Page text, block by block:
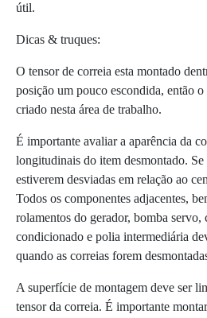
útil.
Dicas & truques:
O tensor de correia esta montado
posição um pouco escondida, então
criado nesta área de trabalho.
É importante avaliar a aparência da
longitudinais do item desmontado.
estiverem desviadas em relação ao
Todos os componentes adjacentes,
rolamentos do gerador, bomba servo,
condicionado e polia intermediária
quando as correias forem
A superfície de montagem deve ser
tensor da correia. É importante